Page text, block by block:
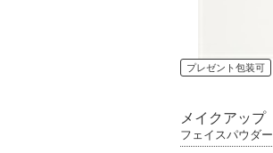
プレゼント包装可
メイクアップ
フェイスパウダー